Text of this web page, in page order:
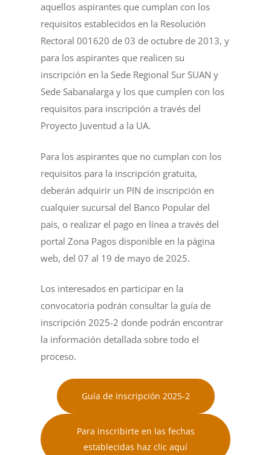
aquellos aspirantes que cumplan con los
requisitos establecidos en la Resolución
Rectoral 001620 de 03 de octubre de 2013, y
para los aspirantes que realicen su
inscripción en la Sede Regional Sur SUAN y
Sede Sabanalarga y los que cumplen con los
requisitos para inscripción a través del
Proyecto Juventud a la UA.
Para los aspirantes que no cumplan con los
requisitos para la inscripción gratuita,
deberán adquirir un PIN de inscripción en
cualquier sucursal del Banco Popular del
país, o realizar el pago en línea a través del
portal Zona Pagos disponible en la página
web, del 07 al 19 de mayo de 2025.
Los interesados en participar en la
convocatoria podrán consultar la guía de
inscripción 2025-2 donde podrán encontrar
la información detallada sobre todo el
proceso.
Guía de inscripción 2025-2
Para inscribirte en las fechas
establecidas haz clic aquí